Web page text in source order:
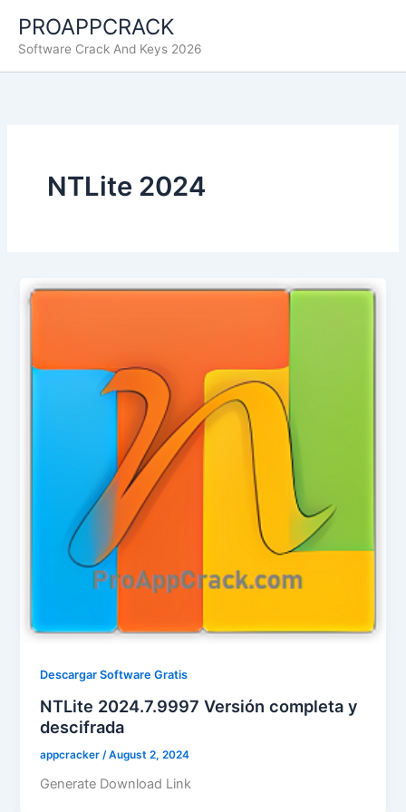
contenido
PROAPPCRACK
Software Crack And Keys 2026
NTLite 2024
Descargar Software Gratis
NTLite 2024.7.9997 Versión completa y
descifrada
appcracker /August 2, 2024
Generate Download Link